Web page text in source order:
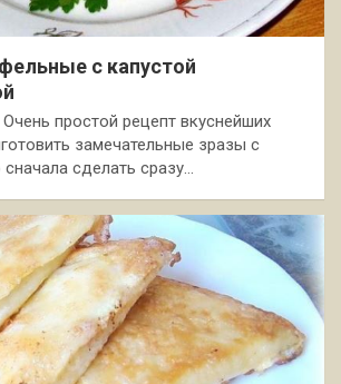
с капустой
простой рецепт вкуснейших
замечательные зразы с
сделать сразу…